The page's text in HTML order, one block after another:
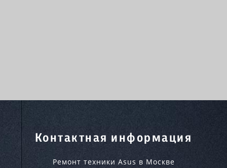
Контактная информация
Ремонт техники Asus в Москве